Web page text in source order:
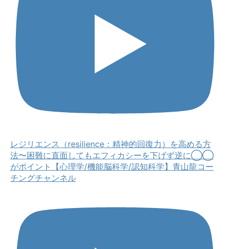
レジリエンス（resilience：精神的回復力）を高める方
法〜困難に直面してもエフィカシーを下げず逆に◯◯
がポイント【心理学/機能脳科学/認知科学】青山龍コー
チングチャンネル